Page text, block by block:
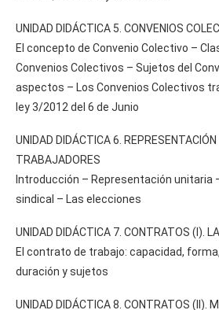
UNIDAD DIDÁCTICA 5. CONVENIOS
El concepto de Convenio Colectivo –
Convenios Colectivos – Sujetos del
aspectos – Los Convenios Colectivos
ley 3/2012 del 6 de Junio
UNIDAD DIDÁCTICA 6. REPRESENTACIÓN
TRABAJADORES
Introducción – Representación unitaria
sindical – Las elecciones
UNIDAD DIDÁCTICA 7. CONTRATOS (I).
El contrato de trabajo: capacidad,
duración y sujetos
UNIDAD DIDÁCTICA 8. CONTRATOS (II).